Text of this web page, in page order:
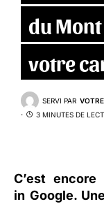
du
votre
SERVI PAR
3 MINUTES DE
C’est
in Google.